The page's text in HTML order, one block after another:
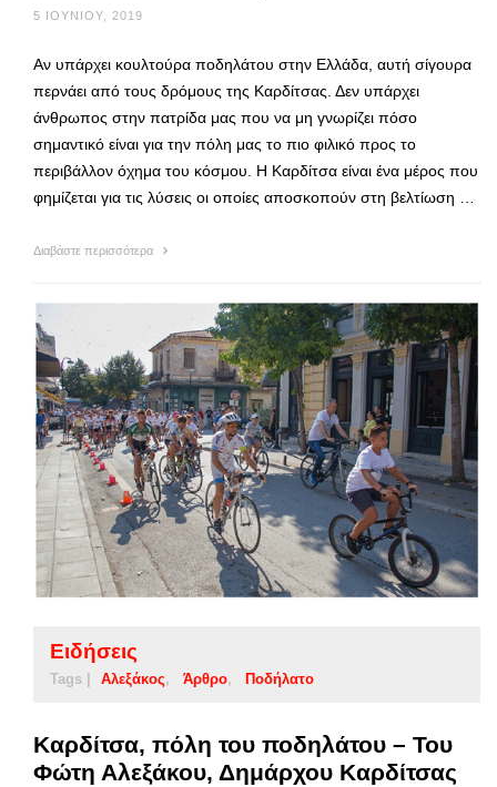
5 ΙΟΥΝΊΟΥ, 2019
Αν υπάρχει κουλτούρα ποδηλάτου στην Ελλάδα, αυτή σίγουρα
περνάει από τους δρόμους της Καρδίτσας. Δεν υπάρχει
άνθρωπος στην πατρίδα μας που να μη γνωρίζει πόσο
σημαντικό είναι για την πόλη μας το πιο φιλικό προς το
περιβάλλον όχημα του κόσμου. Η Καρδίτσα είναι ένα μέρος που
φημίζεται για τις λύσεις οι οποίες αποσκοπούν στη βελτίωση …
Διαβάστε περισσότερα
Ειδήσεις
Tags | Αλεξάκος Άρθρο Ποδήλατο
Καρδίτσα, πόλη του ποδηλάτου – Του
Φώτη Αλεξάκου, Δημάρχου Καρδίτσας